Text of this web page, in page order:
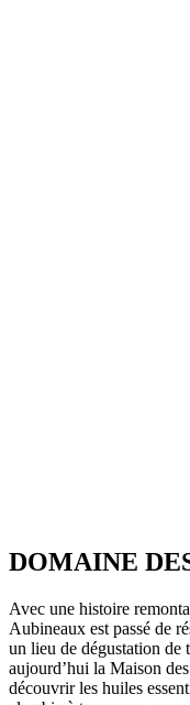
DOMAINE
Avec une histoire
Aubineaux est passé de
un lieu de dégustation de
aujourd’hui la Maison
découvrir les huiles